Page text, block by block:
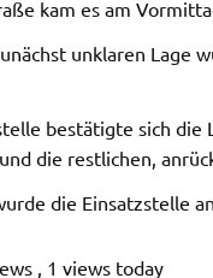
kam es am
unklaren Lage
bestätigte sich
die restlichen,
die Einsatzstelle
, 1 views today